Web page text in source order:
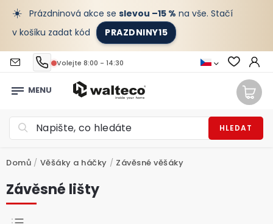
☀️ Prázdninová akce se slevou –15 % na vše. Stačí
v košíku zadat kód
PRAZDNINY15
Volejte 8:00 - 14:30
HLEDAT
Domů / Věšáky a háčky / Závěsné věšáky
Závěsné lišty